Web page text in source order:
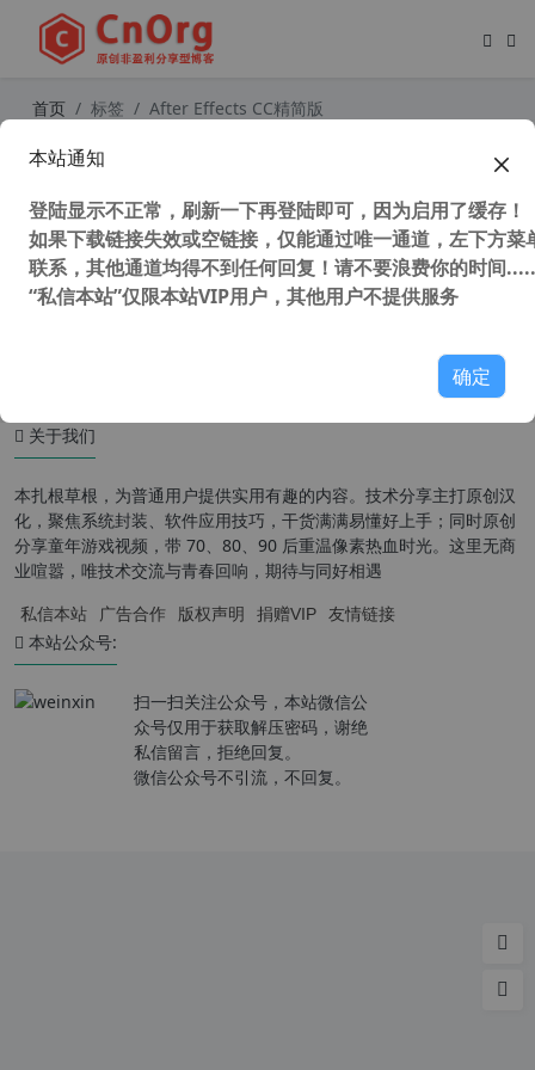
首页 标签 After Effects CC精简版
关于我们
本扎根草根，为普通用户提供实用有趣的内容。技术分享主打原创汉
化，聚焦系统封装、软件应用技巧，干货满满易懂好上手；同时原创
分享童年游戏视频，带 70、80、90 后重温像素热血时光。这里无商
业喧嚣，唯技术交流与青春回响，期待与同好相遇
私信本站 广告合作 版权声明 捐赠VIP 友情链接
本站公众号:
扫一扫关注公众号，本站微信公
众号仅用于获取解压密码，谢绝
私信留言，拒绝回复。
微信公众号不引流，不回复。
本站通知
登陆显示不正常，刷新一下再登陆即可，因为启用了缓存！
如果下载链接失效或空链接，仅能通过唯一通道，左下方菜
联系，其他通道均得不到任何回复！请不要浪费你的时间
“私信本站”仅限本站VIP用户，其他用户不提供服务
确定